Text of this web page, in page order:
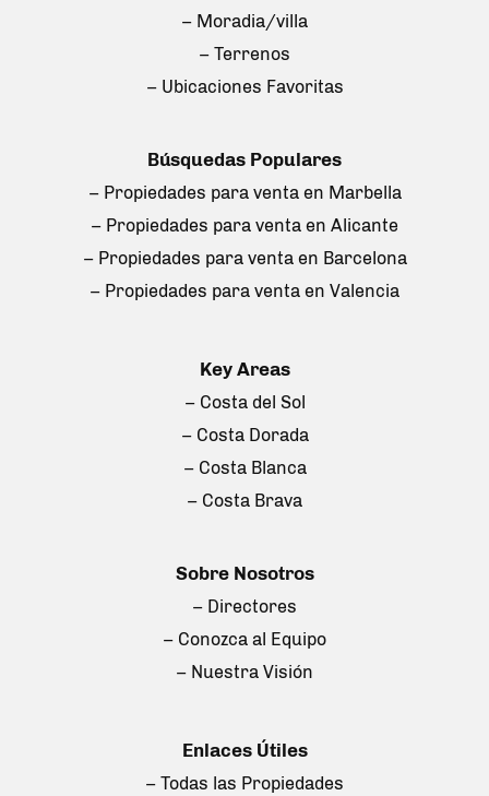
– Moradia/villa
– Terrenos
– Ubicaciones Favoritas
Búsquedas Populares
– Propiedades para venta en Marbella
– Propiedades para venta en Alicante
– Propiedades para venta en Barcelona
– Propiedades para venta en Valencia
Key Areas
– Costa del Sol
– Costa Dorada
– Costa Blanca
– Costa Brava
Sobre Nosotros
– Directores
– Conozca al Equipo
– Nuestra Visión
Enlaces Útiles
– Todas las Propiedades